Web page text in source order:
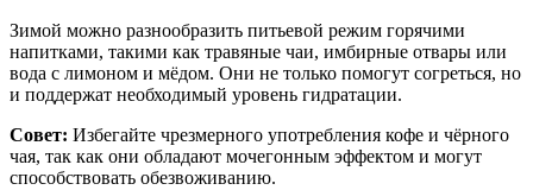
Зимой можно разнообразить питьевой режим горячими
напитками, такими как травяные чаи, имбирные отвары или
вода с лимоном и мёдом. Они не только помогут согреться, но
и поддержат необходимый уровень гидратации.
Совет: Избегайте чрезмерного употребления кофе и чёрного
чая, так как они обладают мочегонным эффектом и могут
способствовать обезвоживанию.